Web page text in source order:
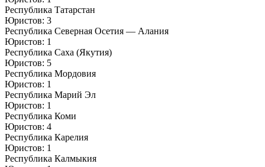
Республика Татарстан
Юристов: 3
Республика Северная Осетия — Алания
Юристов: 1
Республика Саха (Якутия)
Юристов: 5
Республика Мордовия
Юристов: 1
Республика Марий Эл
Юристов: 1
Республика Коми
Юристов: 4
Республика Карелия
Юристов: 1
Республика Калмыкия